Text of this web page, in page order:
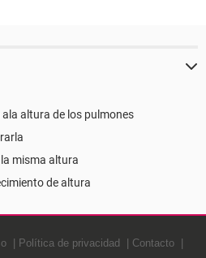
altura de los pulmones
misma altura
de altura
Política de privacidad Contacto